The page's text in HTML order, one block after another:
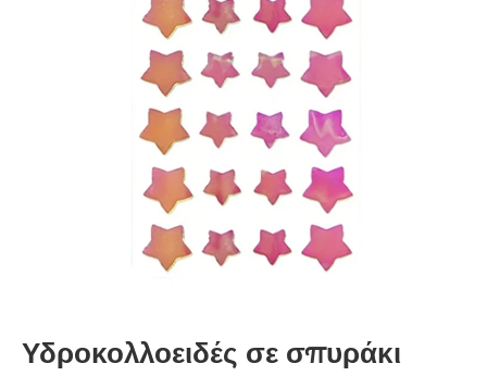
Υδροκολλοειδές σε σπυράκι